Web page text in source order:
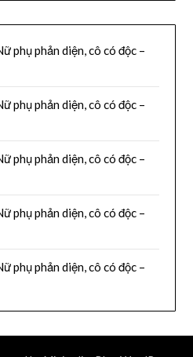
phụ phản diện, cô có độc –
phụ phản diện, cô có độc –
phụ phản diện, cô có độc –
phụ phản diện, cô có độc –
phụ phản diện, cô có độc –